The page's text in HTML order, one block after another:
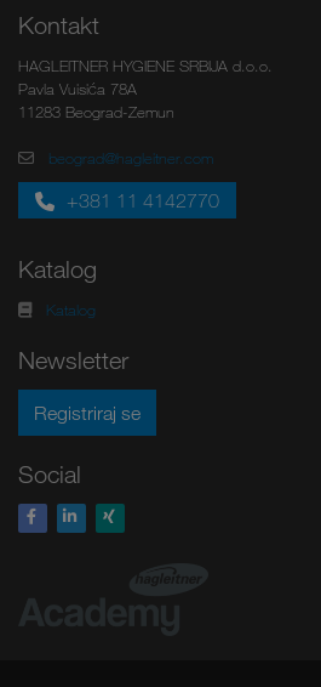
Kontakt
HAGLEITNER HYGIENE SRBIJA d.o.o.
Pavla Vuisića 78A
11283 Beograd-Zemun
beograd@hagleitner.com
+381 11 4142770
Katalog
Katalog
Newsletter
Registriraj se
Social